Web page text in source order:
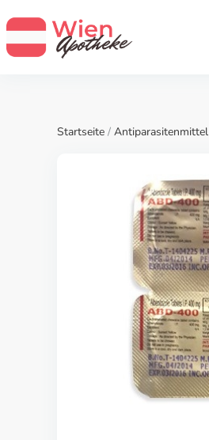
Startseite / Antiparasitenmittel